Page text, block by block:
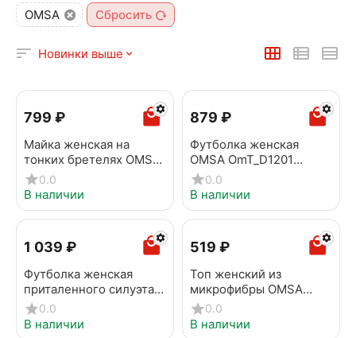
OMSA Сбросить
Новинки выше
‍799‍ ₽
Майка женская на
тонких бретелях OMSA
1221S Soft Avorio
0.0
В наличии
‍879‍ ₽
Футболка женская
OMSA OmT_D1201
Bianco
0.0
В наличии
1 039 ₽
Футболка женская
приталенного силуэта
OMSA OmT_D1203
Cappuccino
0.0
В наличии
‍519‍ ₽
Топ женский из
микрофибры OMSA
OmS131 Nero
0.0
В наличии